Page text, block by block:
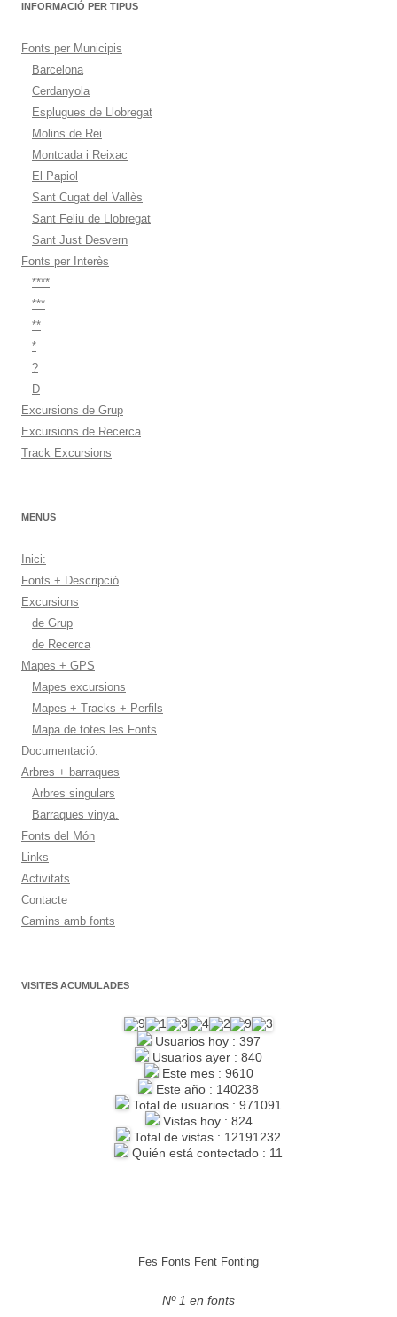
INFORMACIÓ PER TIPUS
Fonts per Municipis
Barcelona
Cerdanyola
Esplugues de Llobregat
Molins de Rei
Montcada i Reixac
El Papiol
Sant Cugat del Vallès
Sant Feliu de Llobregat
Sant Just Desvern
Fonts per Interès
****
***
**
*
?
D
Excursions de Grup
Excursions de Recerca
Track Excursions
MENUS
Inici:
Fonts + Descripció
Excursions
de Grup
de Recerca
Mapes + GPS
Mapes excursions
Mapes + Tracks + Perfils
Mapa de totes les Fonts
Documentació:
Arbres + barraques
Arbres singulars
Barraques vinya.
Fonts del Món
Links
Activitats
Contacte
Camins amb fonts
VISITES ACUMULADES
Usuarios hoy : 397
Usuarios ayer : 840
Este mes : 9610
Este año : 140238
Total de usuarios : 971091
Vistas hoy : 824
Total de vistas : 12191232
Quién está contectado : 11
Fes Fonts Fent Fonting
Nº 1 en fonts